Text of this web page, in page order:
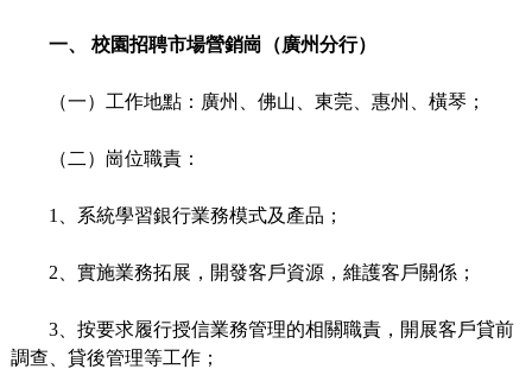
一、 校園招聘市場營銷崗（廣州分行）
（一）工作地點：廣州、佛山、東莞、惠州、橫琴；
（二）崗位職責：
1、系統學習銀行業務模式及產品；
2、實施業務拓展，開發客戶資源，維護客戶關係；
3、按要求履行授信業務管理的相關職責，開展客戶貸前
調查、貸後管理等工作；